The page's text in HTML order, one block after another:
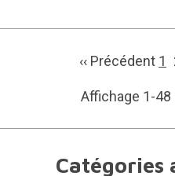
‹‹ Précédent 1
Affichage 1-
Catégories